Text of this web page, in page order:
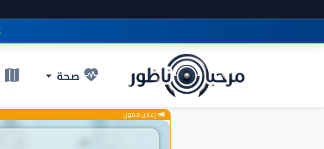
صحة
إعلان ممول